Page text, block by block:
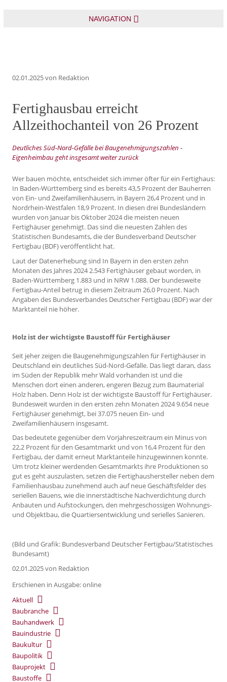
NAVIGATION
02.01.2025von Redaktion
Fertighausbau erreicht
Allzeithochanteil von 26 Prozent
Deutliches Süd-Nord-Gefälle bei Baugenehmigungszahlen -
Eigenheimbau geht insgesamt weiter zurück
Wer bauen möchte, entscheidet sich immer öfter für ein Fertighaus:
In Baden-Württemberg sind es bereits 43,5 Prozent der Bauherren
von Ein- und Zweifamilienhäusern, in Bayern 26,4 Prozent und in
Nordrhein-Westfalen 18,9 Prozent. In diesen drei Bundesländern
wurden von Januar bis Oktober 2024 die meisten neuen
Fertighäuser genehmigt. Das sind die neuesten Zahlen des
Statistischen Bundesamts, die der Bundesverband Deutscher
Fertigbau (BDF) veröffentlicht hat.
Laut der Datenerhebung sind In Bayern in den ersten zehn
Monaten des Jahres 2024 2.543 Fertighäuser gebaut worden, in
Baden-Württemberg 1.883 und in NRW 1.088. Der bundesweite
Fertigbau-Anteil betrug in diesem Zeitraum 26,0 Prozent. Nach
Angaben des Bundesverbandes Deutscher Fertigbau (BDF) war der
Marktanteil nie höher.
Holz ist der wichtigste Baustoff für Fertighäuser
Seit jeher zeigen die Baugenehmigungszahlen für Fertighäuser in
Deutschland ein deutliches Süd-Nord-Gefälle. Das liegt daran, dass
im Süden der Republik mehr Wald vorhanden ist und die
Menschen dort einen anderen, engeren Bezug zum Baumaterial
Holz haben. Denn Holz ist der wichtigste Baustoff für Fertighäuser.
Bundesweit wurden in den ersten zehn Monaten 2024 9.654 neue
Fertighäuser genehmigt, bei 37.075 neuen Ein- und
Zweifamilienhäusern insgesamt.
Das bedeutete gegenüber dem Vorjahreszeitraum ein Minus von
22,2 Prozent für den Gesamtmarkt und von 16,4 Prozent für den
Fertigbau, der damit erneut Marktanteile hinzugewinnen konnte.
Um trotz kleiner werdenden Gesamtmarkts ihre Produktionen so
gut es geht auszulasten, setzen die Fertighaushersteller neben dem
Familienhausbau zunehmend auch auf neue Geschäftsfelder des
seriellen Bauens, wie die innerstädtische Nachverdichtung durch
Anbauten und Aufstockungen, den mehrgeschossigen Wohnungs-
und Objektbau, die Quartiersentwicklung und serielles Sanieren.
(Bild und Grafik: Bundesverband Deutscher Fertigbau/Statistisches
Bundesamt)
02.01.2025von Redaktion
Erschienen in Ausgabe: online
Aktuell
Baubranche
Bauhandwerk
Bauindustrie
Baukultur
Baupolitik
Bauprojekt
Baustoffe